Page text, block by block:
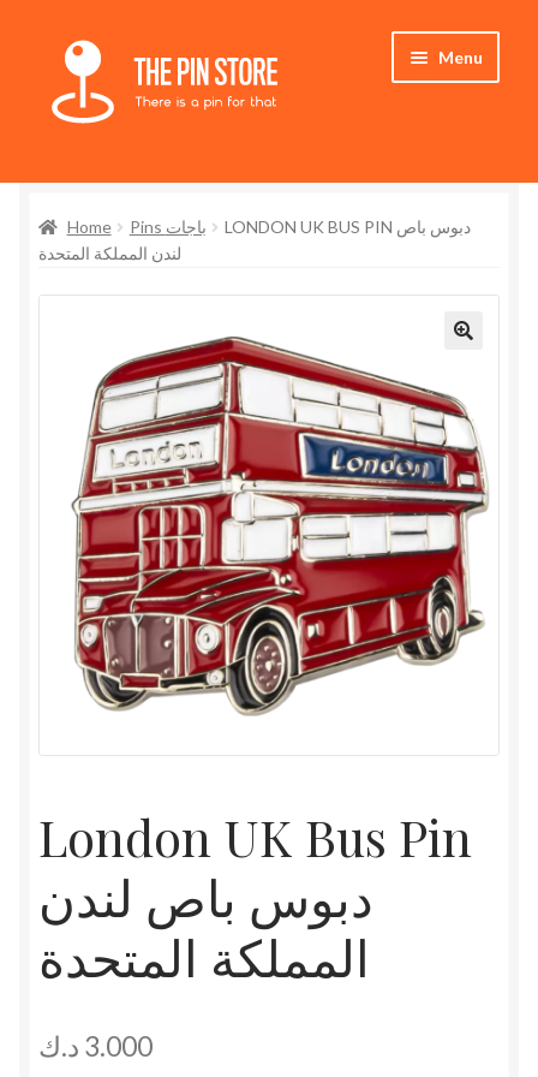
Skip
navigation
Skip
content
Menu
Store
My Account
Who We Are
menu
Home Pins باجات
LONDON UK BUS PIN دبوس باص
لندن المملكة المتحدة
London UK Bus Pin
دبوس باص لندن
المملكة المتحدة
3.000 د.ك